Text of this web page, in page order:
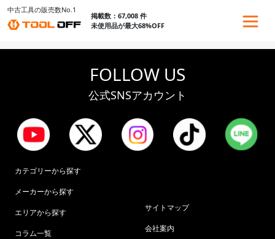
中古工具の販売数No.1
掲載数：67,008 件
未使用品が最大68%OFF
FOLLOW US
公式SNSアカウント
カテゴリーから探す
メーカーから探す
エリアから探す
コラム一覧
サイトマップ
会社案内